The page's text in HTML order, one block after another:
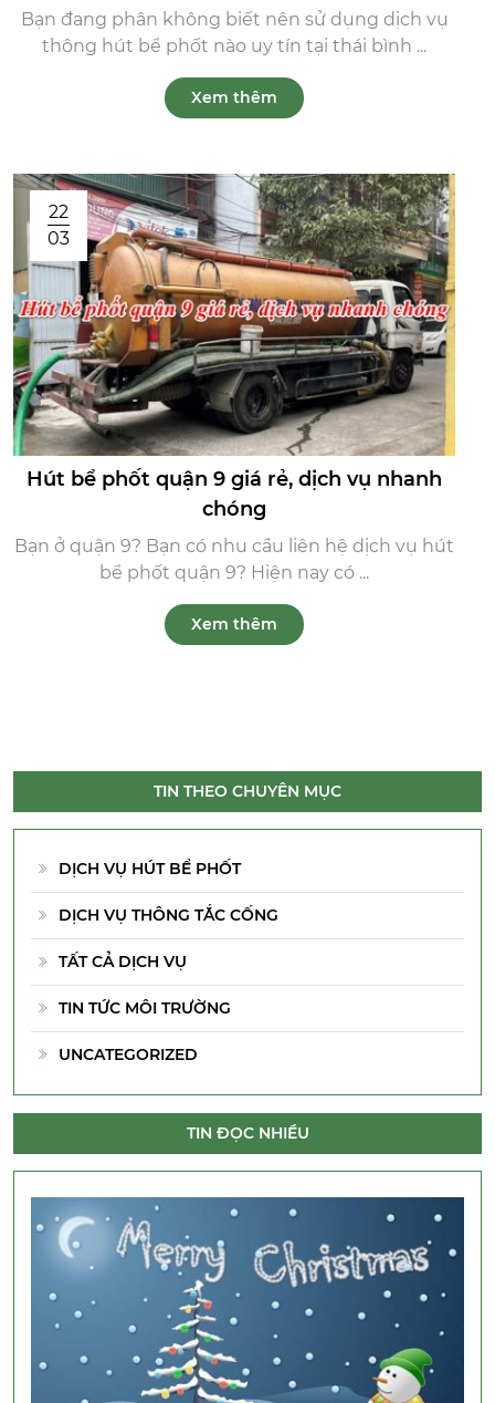
Bạn đang phân không biết nên sử dụng dịch vụ
thông hút bể phốt nào uy tín tại thái bình ...
Xem thêm
22
03
Hút bể phốt quận 9 giá rẻ, dịch vụ nhanh
chóng
Bạn ở quận 9? Bạn có nhu cầu liên hệ dịch vụ hút
bể phốt quận 9? Hiện nay có ...
Xem thêm
TIN THEO CHUYÊN MỤC
DỊCH VỤ HÚT BỂ PHỐT
DỊCH VỤ THÔNG TẮC CỐNG
TẤT CẢ DỊCH VỤ
TIN TỨC MÔI TRƯỜNG
UNCATEGORIZED
TIN ĐỌC NHIỀU